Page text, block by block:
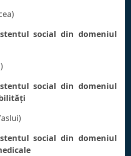
social din domeniul
social din domeniul
social din domeniul